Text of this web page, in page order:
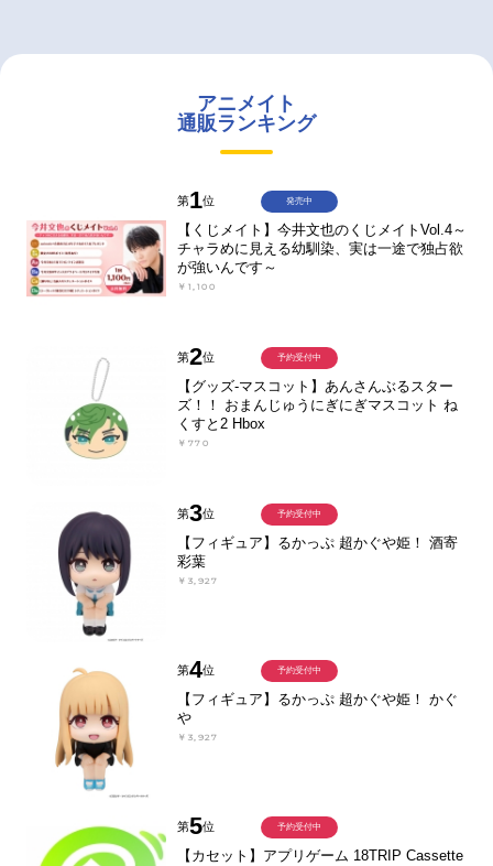
アニメイト
通販ランキング
第1位
【くじメイト】今井文也のくじメイトVol.4～
チャラめに見える幼馴染、実は一途で独占欲
が強いんです～
￥1,100
発売中
第2位
【グッズ-マスコット】あんさんぶるスター
ズ！！ おまんじゅうにぎにぎマスコット ね
くすと2 Hbox
￥770
予約受付中
第3位
【フィギュア】るかっぷ 超かぐや姫！ 酒寄
彩葉
￥3,927
予約受付中
第4位
【フィギュア】るかっぷ 超かぐや姫！ かぐ
や
￥3,927
予約受付中
第5位
【カセット】アプリゲーム 18TRIP Cassette
予約受付中